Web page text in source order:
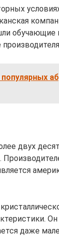
обучающие
двух
даже